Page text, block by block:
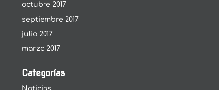
octubre 2017
septiembre 2017
julio 2017
marzo 2017
Categorías
Noticias